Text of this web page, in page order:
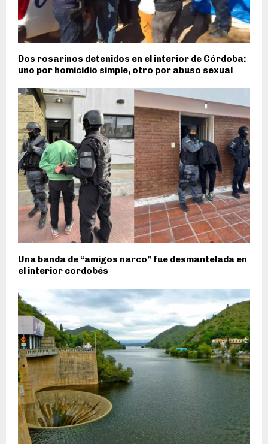
Dos rosarinos detenidos en el interior de Córdoba:
uno por homicidio simple, otro por abuso sexual
Una banda de “amigos narco” fue desmantelada en
el interior cordobés